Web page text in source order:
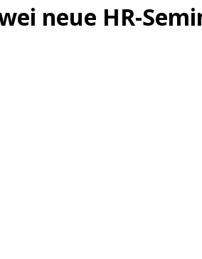
neue HR-